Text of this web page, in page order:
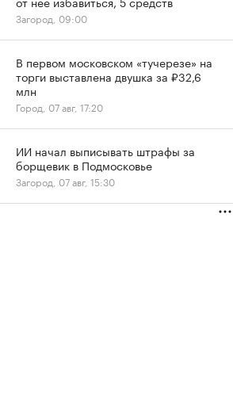
Загород, 09:00
В первом московском «тучерезе» на
торги выставлена двушка за ₽32,6
млн
Город, 07 авг, 17:20
ИИ начал выписывать штрафы за
борщевик в Подмосковье
Загород, 07 авг, 15:30